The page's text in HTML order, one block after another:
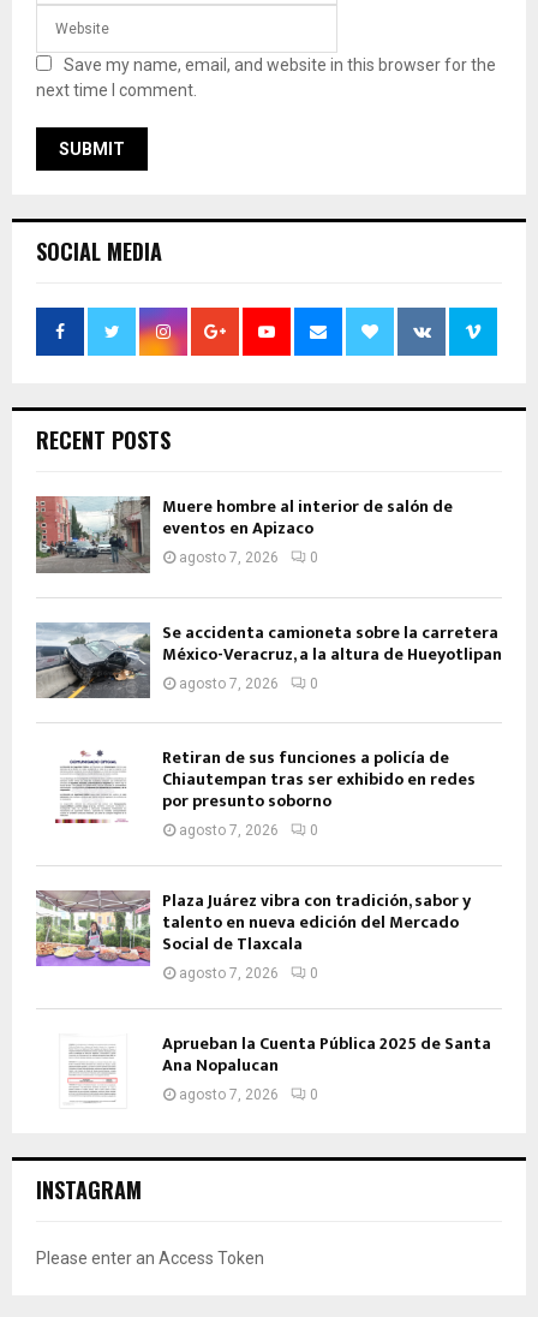
Save my name, email, and website in this browser for the
next time I comment.
SOCIAL MEDIA
RECENT POSTS
Muere hombre al interior de salón de
eventos en Apizaco
agosto 7, 2026 0
Se accidenta camioneta sobre la carretera
México-Veracruz, a la altura de Hueyotlipan
agosto 7, 2026 0
Retiran de sus funciones a policía de
Chiautempan tras ser exhibido en redes
por presunto soborno
agosto 7, 2026 0
Plaza Juárez vibra con tradición, sabor y
talento en nueva edición del Mercado
Social de Tlaxcala
agosto 7, 2026 0
Aprueban la Cuenta Pública 2025 de Santa
Ana Nopalucan
agosto 7, 2026 0
INSTAGRAM
Please enter an Access Token